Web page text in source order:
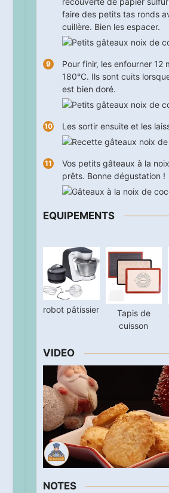
faire des petits tas ronds
cuillère. Bien les espacer.
Pour finir, les enfourner 12
180°C. Ils sont cuits
est bien doré.
Les sortir ensuite et les
Vos petits gâteaux à la
prêts. Bonne dégustation !
EQUIPEMENTS
robot pâtissier
Tapis de
cuisson
VIDEO
NOTES